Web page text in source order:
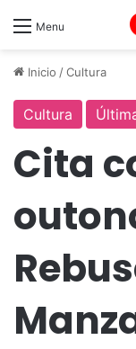
Menu
Inicio /Cultura
Cultura
Cita